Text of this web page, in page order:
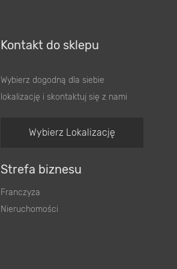
Kontakt do sklepu
Wybierz dogodną dla siebie
lokalizację i skontaktuj się z nami
Wybierz Lokalizację
Strefa biznesu
Franczyza
Nieruchomości